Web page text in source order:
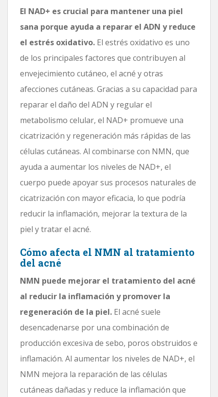
El NAD+ es crucial para mantener una piel
sana porque ayuda a reparar el ADN y reduce
el estrés oxidativo. El estrés oxidativo es uno
de los principales factores que contribuyen al
envejecimiento cutáneo, el acné y otras
afecciones cutáneas. Gracias a su capacidad para
reparar el daño del ADN y regular el
metabolismo celular, el NAD+ promueve una
cicatrización y regeneración más rápidas de las
células cutáneas. Al combinarse con NMN, que
ayuda a aumentar los niveles de NAD+, el
cuerpo puede apoyar sus procesos naturales de
cicatrización con mayor eficacia, lo que podría
reducir la inflamación, mejorar la textura de la
piel y tratar el acné.
Cómo afecta el NMN al tratamiento
del acné
NMN puede mejorar el tratamiento del acné
al reducir la inflamación y promover la
regeneración de la piel. El acné suele
desencadenarse por una combinación de
producción excesiva de sebo, poros obstruidos e
inflamación. Al aumentar los niveles de NAD+, el
NMN mejora la reparación de las células
cutáneas dañadas y reduce la inflamación que